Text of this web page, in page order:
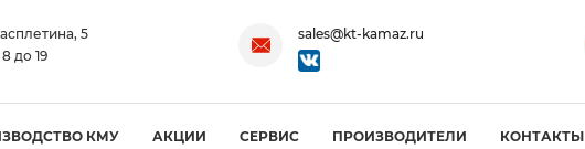
5
до 19
sales@kt-kamaz.ru
КМУ АКЦИИ СЕРВИС ПРОИЗВОДИТЕЛИ КОНТАКТЫ